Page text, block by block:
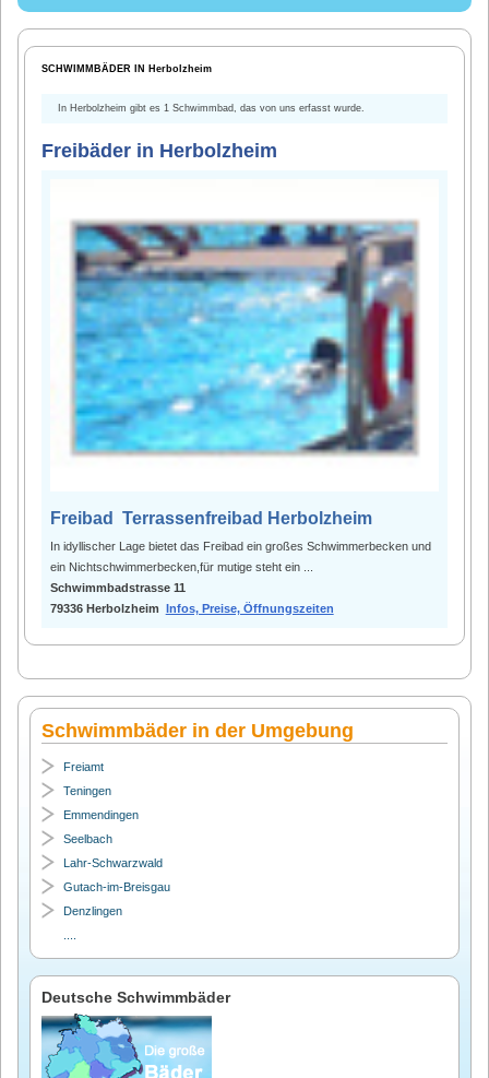
SCHWIMMBÄDER IN Herbolzheim
In Herbolzheim gibt es 1 Schwimmbad, das von uns erfasst wurde.
Freibäder in Herbolzheim
Freibad Terrassenfreibad Herbolzheim
In idyllischer Lage bietet das Freibad ein großes Schwimmerbecken und
ein Nichtschwimmerbecken,für mutige steht ein ...
Schwimmbadstrasse 11
79336 Herbolzheim
Infos, Preise, Öffnungszeiten
Schwimmbäder in der Umgebung
Freiamt
Teningen
Emmendingen
Seelbach
Lahr-Schwarzwald
Gutach-im-Breisgau
Denzlingen
Deutsche Schwimmbäder